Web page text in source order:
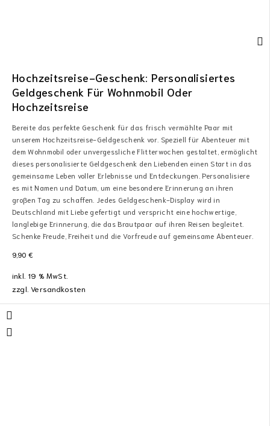
Hochzeitsreise-Geschenk: Personalisiertes
Geldgeschenk Für Wohnmobil Oder
Hochzeitsreise
Bereite das perfekte Geschenk für das frisch vermählte Paar mit
unserem Hochzeitsreise-Geldgeschenk vor. Speziell für Abenteuer mit
dem Wohnmobil oder unvergessliche Flitterwochen gestaltet, ermöglicht
dieses personalisierte Geldgeschenk den Liebenden einen Start in das
gemeinsame Leben voller Erlebnisse und Entdeckungen. Personalisiere
es mit Namen und Datum, um eine besondere Erinnerung an ihren
großen Tag zu schaffen. Jedes Geldgeschenk-Display wird in
Deutschland mit Liebe gefertigt und verspricht eine hochwertige,
langlebige Erinnerung, die das Brautpaar auf ihren Reisen begleitet.
Schenke Freude, Freiheit und die Vorfreude auf gemeinsame Abenteuer.
9,90 €
inkl. 19 % MwSt.
zzgl.Versandkosten